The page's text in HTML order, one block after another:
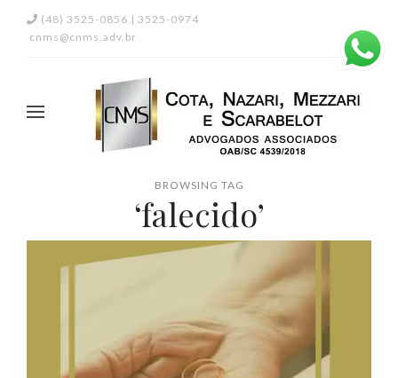
(48) 3525-0856 | 3525-0974
cnms@cnms.adv.br
BROWSING TAG
‘falecido’